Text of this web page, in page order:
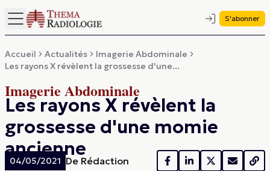
S'abonner
Accueil Actualités
Imagerie Abdominale
Les rayons X révèlent la grossesse d'une...
Imagerie Abdominale
Les rayons X révèlent la
grossesse d'une momie
ancienne
04/05/2021 De Rédaction